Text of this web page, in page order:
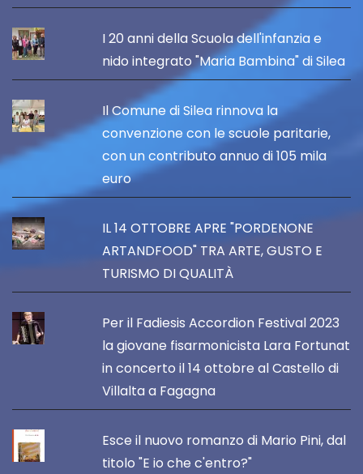
I 20 anni della Scuola dell'infanzia e
nido integrato "Maria Bambina" di Silea
Il Comune di Silea rinnova la
convenzione con le scuole paritarie,
con un contributo annuo di 105 mila
euro
IL 14 OTTOBRE APRE "PORDENONE
ARTANDFOOD" TRA ARTE, GUSTO E
TURISMO DI QUALITÀ
Per il Fadiesis Accordion Festival 2023
la giovane fisarmonicista Lara Fortunat
in concerto il 14 ottobre al Castello di
Villalta a Fagagna
Esce il nuovo romanzo di Mario Pini, dal
titolo "E io che c'entro?"